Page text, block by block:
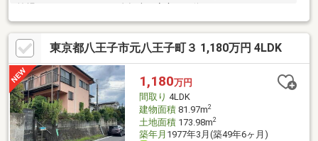
す。バイク置き場があるので、駐輪する場所には困りません。広
い庭付きなので、お子様にストレスを感じさせることもありませ
ん。IHを使ったキッチンで、料理後の掃除も簡単です。
東京都八王子市元八王子町３ 1,180万円 4LDK
1,180万円
間取り 4LDK
建物面積81.97m2
土地面積173.98m2
築年月 1977年3月(築49年6ヶ月)